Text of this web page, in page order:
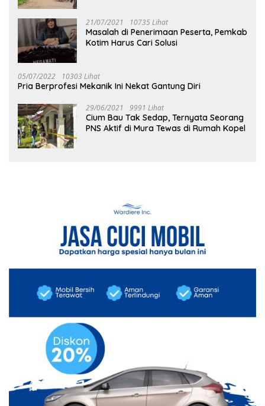
21/07/2021 10735 Lihat
Masalah di Penerimaan Peserta, Pemkab
Kotim Harus Cari Solusi
05/07/2022 10303 Lihat
Pria Berprofesi Mekanik Ini Nekat Gantung Diri
29/06/2021 9991 Lihat
Cium Bau Tak Sedap, Ternyata Seorang
PNS Aktif di Mura Tewas di Rumah Kopel